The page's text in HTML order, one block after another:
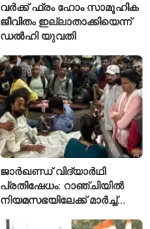
വർക്ക് ഫ്രം ഹോം സാമൂഹിക
ജീവിതം ഇല്ലാതാക്കിയെന്ന്
ഡൽഹി യുവതി
ജാർഖണ്ഡ് വിദ്യാർഥി
പ്രതിഷേധം: റാഞ്ചിയിൽ
നിയമസഭയിലേക്ക് മാർച്ച്